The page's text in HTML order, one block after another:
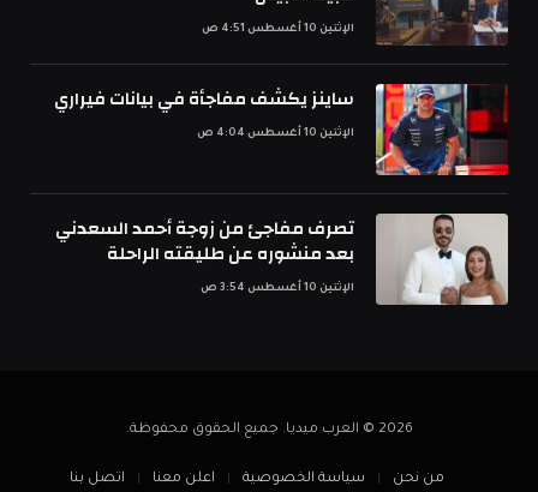
الإثنين 10 أغسطس 4:51 ص
ساينز يكشف مفاجأة في بيانات فيراري
الإثنين 10 أغسطس 4:04 ص
تصرف مفاجئ من زوجة أحمد السعدني
بعد منشوره عن طليقته الراحلة
الإثنين 10 أغسطس 3:54 ص
2026 © العرب ميديا. جميع الحقوق محفوظة.
من نحن سياسة الخصوصية اعلن معنا اتصل بنا